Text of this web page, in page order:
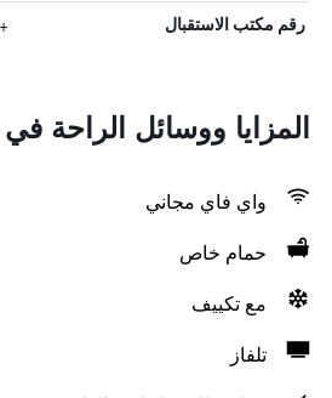
رقم مكتب الاستقبال +1 603 532 7800
المزايا ووسائل الراحة
واي فاي مجاني
حمام خاص
مع تكييف
تلفاز